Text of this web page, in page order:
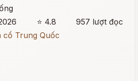
⭐ 4.8
957 lượt đọc
cổ Trung Quốc